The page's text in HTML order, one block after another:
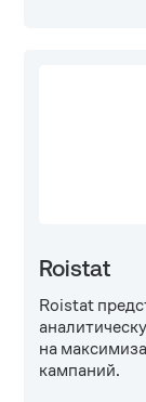
Roistat
Roistat
на
кампаний.